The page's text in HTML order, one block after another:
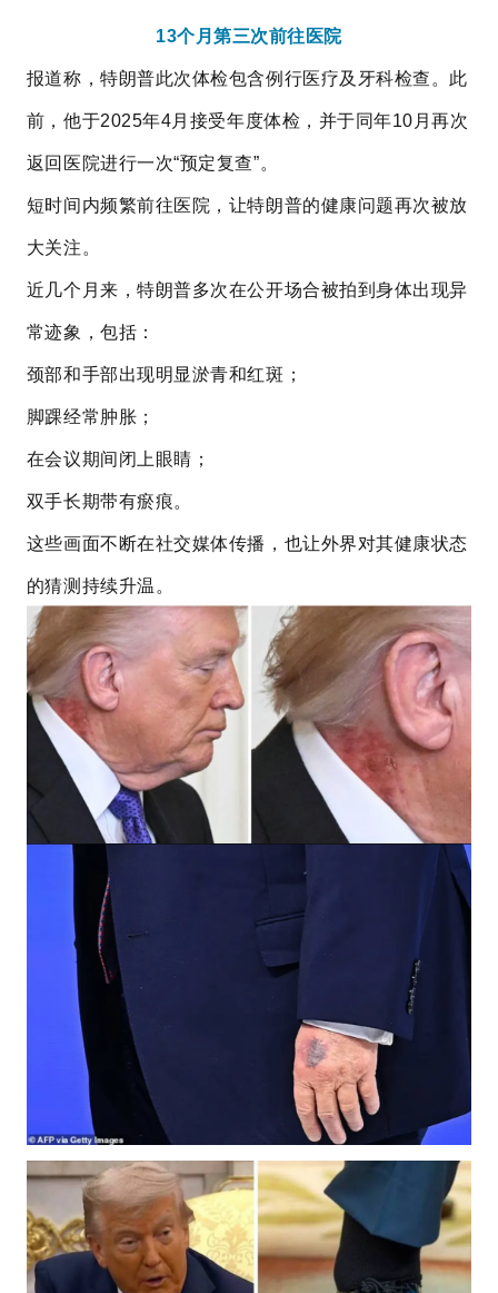
13个月第三次前往医院
报道称，特朗普此次体检包含例行医疗及牙科检查。此
前，他于2025年4月接受年度体检，并于同年10月再次
返回医院进行一次“预定复查”。
短时间内频繁前往医院，让特朗普的健康问题再次被放
大关注。
近几个月来，特朗普多次在公开场合被拍到身体出现异
常迹象，包括：
颈部和手部出现明显淤青和红斑；
脚踝经常肿胀；
在会议期间闭上眼睛；
双手长期带有瘀痕。
这些画面不断在社交媒体传播，也让外界对其健康状态
的猜测持续升温。